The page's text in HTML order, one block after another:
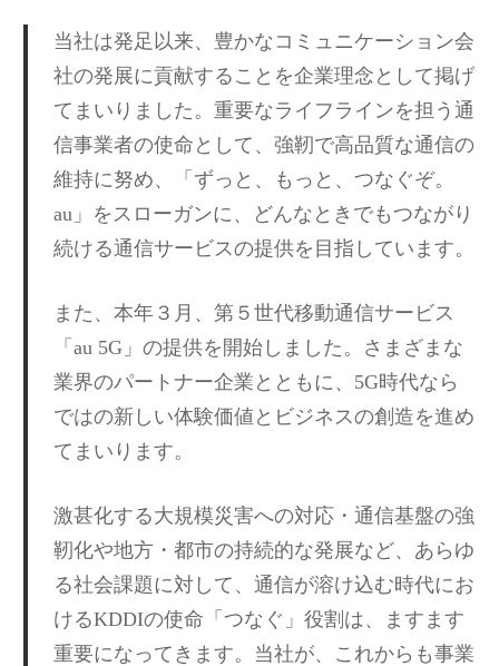
当社は発足以来、豊かなコミュニケーション会
社の発展に貢献することを企業理念として掲げ
てまいりました。重要なライフラインを担う通
信事業者の使命として、強靭で高品質な通信の
維持に努め、「ずっと、もっと、つなぐぞ。
au」をスローガンに、どんなときでもつながり
続ける通信サービスの提供を目指しています。
また、本年３月、第５世代移動通信サービス
「au 5G」の提供を開始しました。さまざまな
業界のパートナー企業とともに、5G時代なら
ではの新しい体験価値とビジネスの創造を進め
てまいります。
激甚化する大規模災害への対応・通信基盤の強
靭化や地方・都市の持続的な発展など、あらゆ
る社会課題に対して、通信が溶け込む時代にお
けるKDDIの使命「つなぐ」役割は、ますます
重要になってきます。当社が、これからも事業